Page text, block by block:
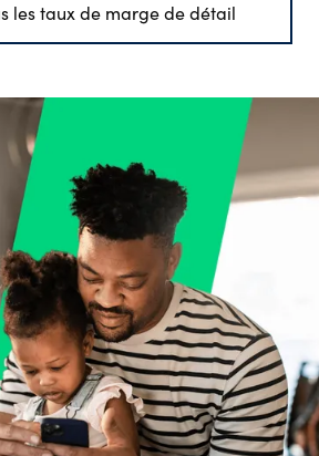
les taux de marge de détail